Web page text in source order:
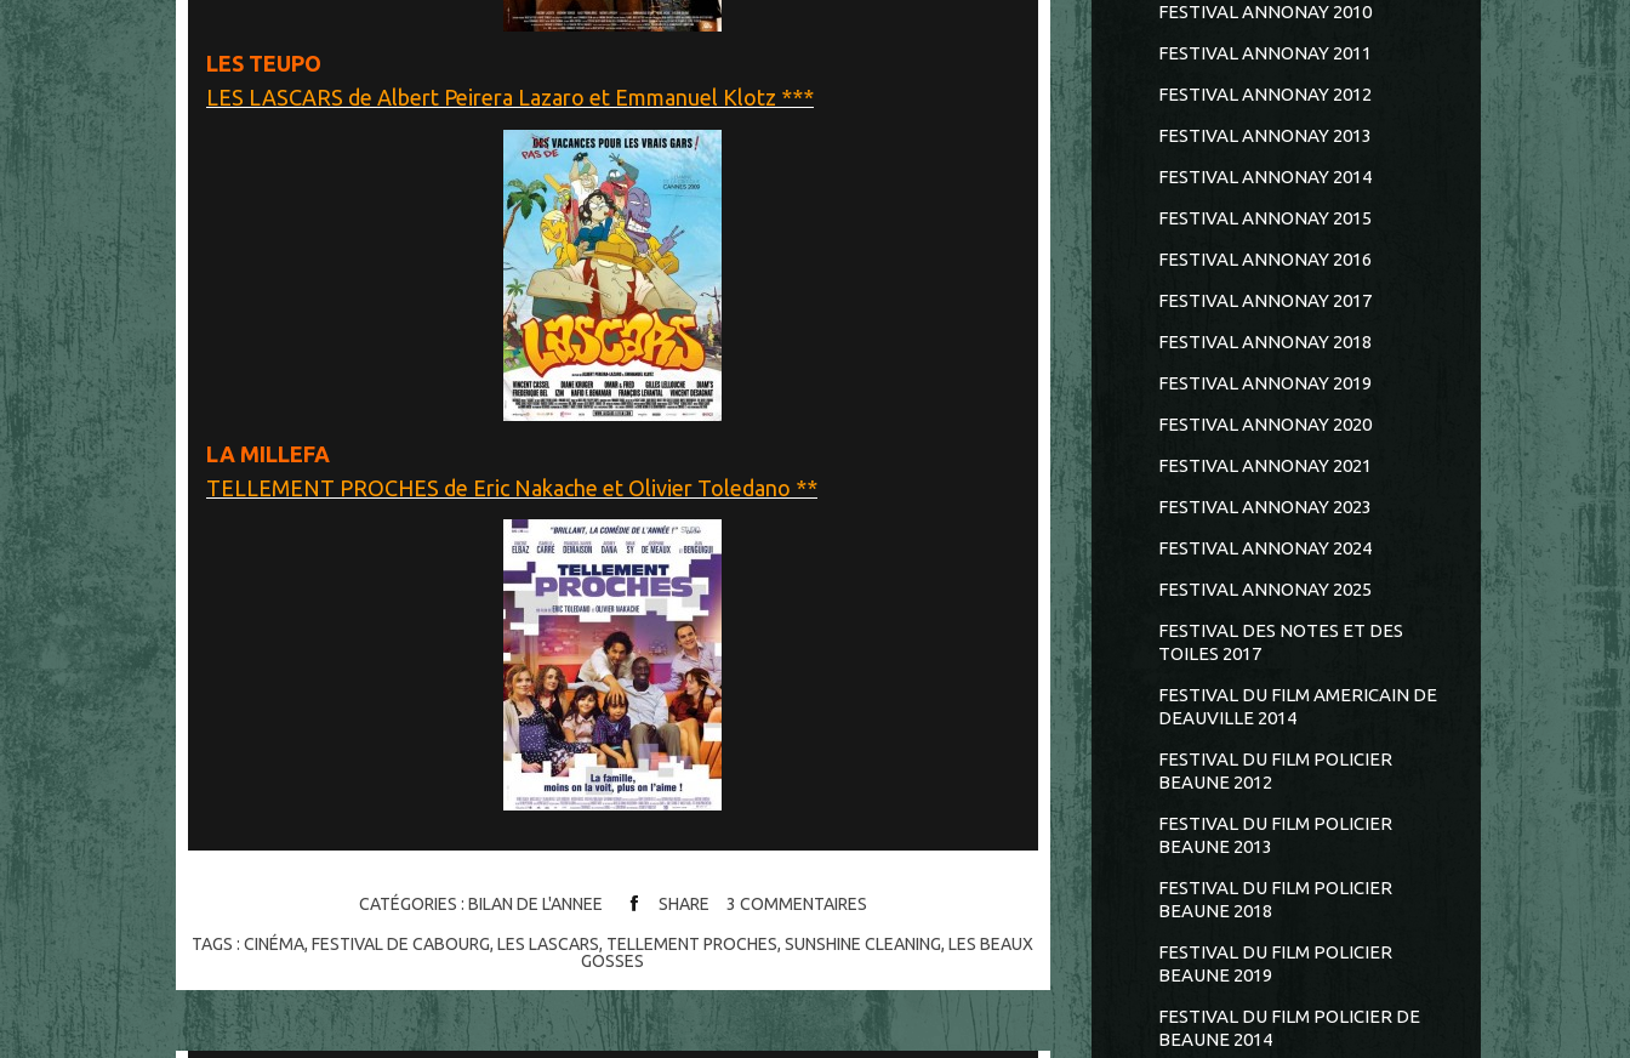
LES TEUPO
LES LASCARS de Albert Peirera Lazaro et Emmanuel Klotz ***
LA MILLEFA
TELLEMENT PROCHES de Eric Nakache et Olivier Toledano **
CATÉGORIES : BILAN DE L'ANNEE SHARE 3 COMMENTAIRES
TAGS :CINÉMA,FESTIVAL DE CABOURG,LES LASCARS, TELLEMENT PROCHES,SUNSHINE CLEANING,LES BEAUX
GOSSES
FESTIVAL ANNONAY 2010
FESTIVAL ANNONAY 2011
FESTIVAL ANNONAY 2012
FESTIVAL ANNONAY 2013
FESTIVAL ANNONAY 2014
FESTIVAL ANNONAY 2015
FESTIVAL ANNONAY 2016
FESTIVAL ANNONAY 2017
FESTIVAL ANNONAY 2018
FESTIVAL ANNONAY 2019
FESTIVAL ANNONAY 2020
FESTIVAL ANNONAY 2021
FESTIVAL ANNONAY 2023
FESTIVAL ANNONAY 2024
FESTIVAL ANNONAY 2025
FESTIVAL DES NOTES ET DES
TOILES 2017
FESTIVAL DU FILM AMERICAIN DE
DEAUVILLE 2014
FESTIVAL DU FILM POLICIER
BEAUNE 2012
FESTIVAL DU FILM POLICIER
BEAUNE 2013
FESTIVAL DU FILM POLICIER
BEAUNE 2018
FESTIVAL DU FILM POLICIER
BEAUNE 2019
FESTIVAL DU FILM POLICIER DE
BEAUNE 2014